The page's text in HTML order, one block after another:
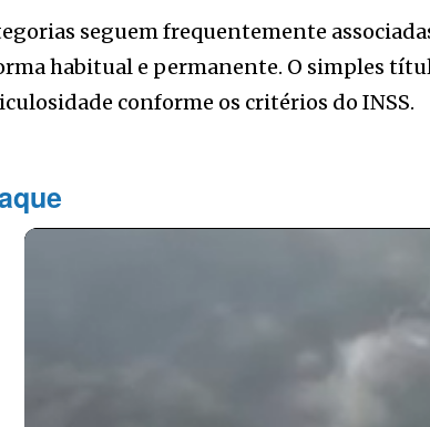
seguem frequentemente
habitual e permanente. O simples
conforme os critérios do INSS.